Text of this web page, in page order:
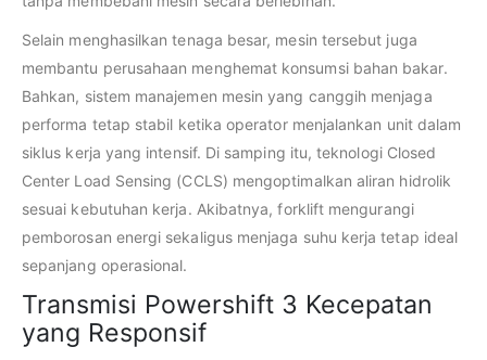
Selain menghasilkan tenaga besar, mesin tersebut juga
membantu perusahaan menghemat konsumsi bahan bakar.
Bahkan, sistem manajemen mesin yang canggih menjaga
performa tetap stabil ketika operator menjalankan unit dalam
siklus kerja yang intensif. Di samping itu, teknologi Closed
Center Load Sensing (CCLS) mengoptimalkan aliran hidrolik
sesuai kebutuhan kerja. Akibatnya, forklift mengurangi
pemborosan energi sekaligus menjaga suhu kerja tetap ideal
sepanjang operasional.
Transmisi Powershift 3 Kecepatan
yang Responsif